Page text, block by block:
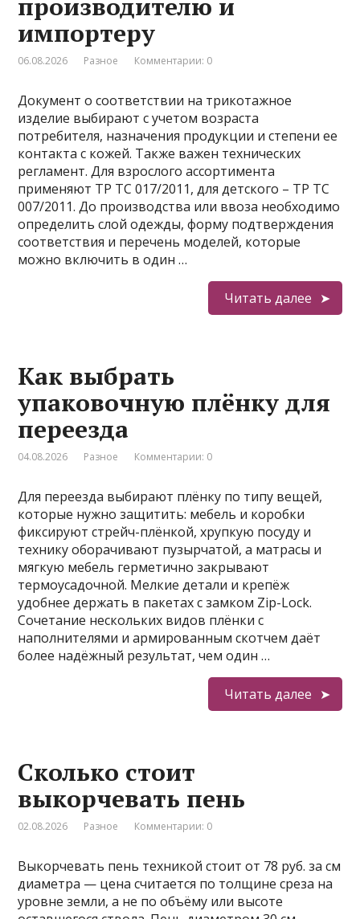
импортеру
06.08.2026 Разное Комментарии: 0
Документ о соответствии на трикотажное
изделие выбирают с учетом возраста
потребителя, назначения продукции и степени ее
контакта с кожей. Также важен технических
регламент. Для взрослого ассортимента
применяют ТР ТС 017/2011, для детского – ТР ТС
007/2011. До производства или ввоза необходимо
определить слой одежды, форму подтверждения
соответствия и перечень моделей, которые
можно включить в один …
Читать далее
Как выбрать
упаковочную плёнку для
переезда
04.08.2026 Разное Комментарии: 0
Для переезда выбирают плёнку по типу вещей,
которые нужно защитить: мебель и коробки
фиксируют стрейч-плёнкой, хрупкую посуду и
технику оборачивают пузырчатой, а матрасы и
мягкую мебель герметично закрывают
термоусадочной. Мелкие детали и крепёж
удобнее держать в пакетах с замком Zip-Lock.
Сочетание нескольких видов плёнки с
наполнителями и армированным скотчем даёт
более надёжный результат, чем один …
Читать далее
Сколько стоит
выкорчевать пень
02.08.2026 Разное Комментарии: 0
Выкорчевать пень техникой стоит от 78 руб. за см
диаметра — цена считается по толщине среза на
уровне земли, а не по объёму или высоте